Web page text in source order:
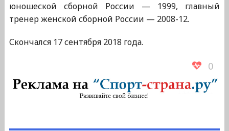
юношеской сборной России — 1999, главный
тренер женской сборной России — 2008-12.
Скончался 17 сентября 2018 года.
0